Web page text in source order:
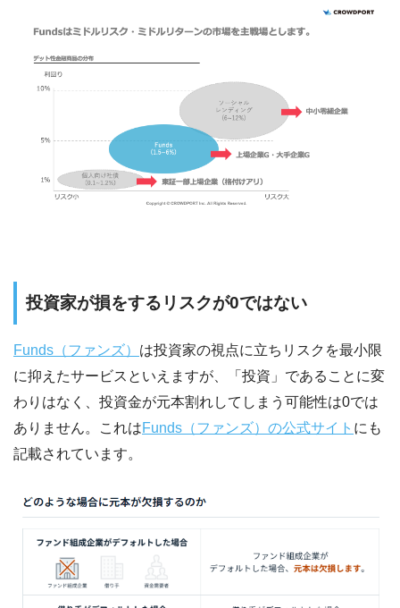
投資家が損をするリスクが0ではない
Funds（ファンズ） は投資家の視点に立ちリスクを最小限
に抑えたサービスといえますが、「投資」であることに変
わりはなく、投資金が元本割れしてしまう可能性は0では
ありません。これはFunds（ファンズ）の公式サイト にも
記載されています。